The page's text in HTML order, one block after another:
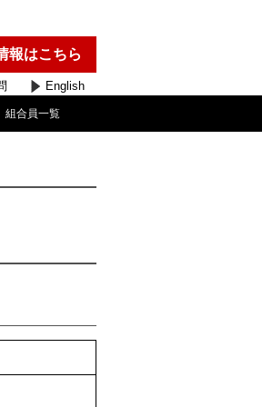
報はこちら
English
組合員一覧